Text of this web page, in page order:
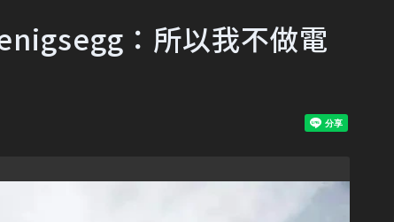
：所以我不做電